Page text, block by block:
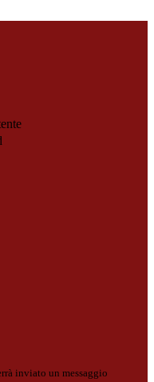
inviato un messaggio